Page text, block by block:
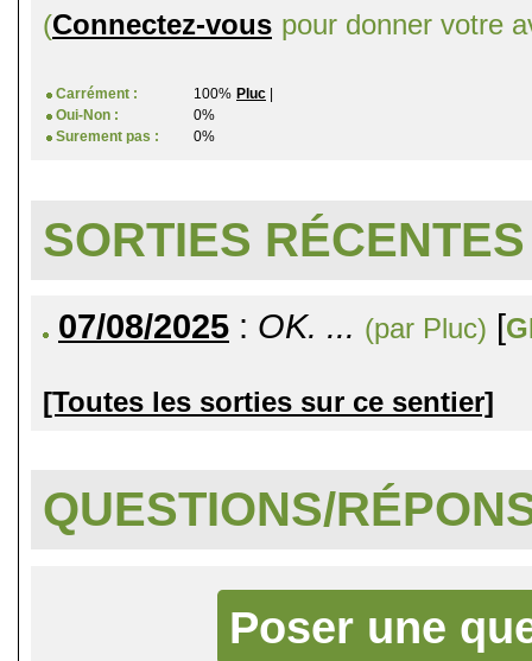
(Connectez-vous pour donner votre
Carrément : 100% Pluc
Oui-Non :
0%
Surement pas :
0%
SORTIES RÉCENTES
07/08/2025 : OK. ... (par Pluc) [
[Toutes les sorties sur ce sentier]
QUESTIONS/
Poser une